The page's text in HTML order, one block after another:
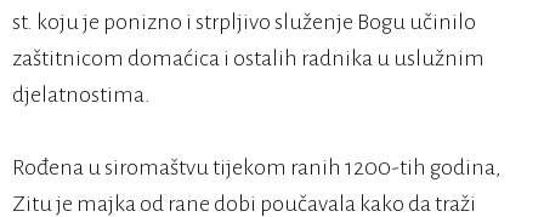
st. koju je ponizno i strpljivo služenje Bogu učinilo
zaštitnicom domaćica i ostalih radnika u uslužnim
djelatnostima.
Rođena u siromaštvu tijekom ranih 1200-tih godina,
Zitu je majka od rane dobi poučavala kako da traži